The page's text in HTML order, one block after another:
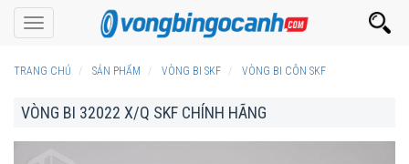
Toggle
navigation
TRANG CHỦ SẢN PHẨM VÒNG BI SKF VÒNG BI CÔN SKF
VÒNG BI 32022 X/Q SKF CHÍNH HÃNG